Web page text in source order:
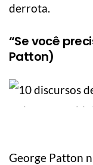
derrota.
“Se você
Patton)
George Patton